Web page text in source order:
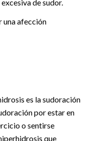
de sudor.
una afección
es la sudoración
por estar en
o sentirse
que